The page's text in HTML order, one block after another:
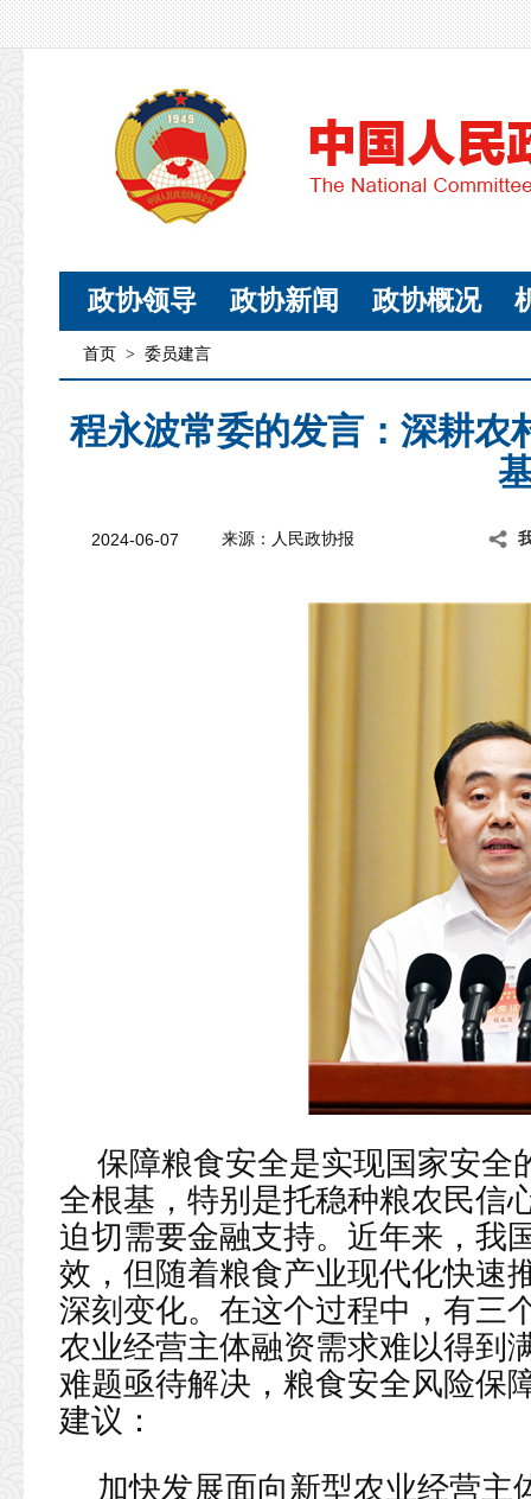
政协领导 政协新闻 政协概况
首页 > 委员建言
程永波常委的发言：深耕农
2024-06-07 来源：人民政协报
保障粮食安全是实现国家安全
全根基，特别是托稳种粮农民信
迫切需要金融支持。近年来，我
效，但随着粮食产业现代化快速
深刻变化。在这个过程中，有三
农业经营主体融资需求难以得到
难题亟待解决，粮食安全风险保
建议：
加快发展面向新型农业经营主